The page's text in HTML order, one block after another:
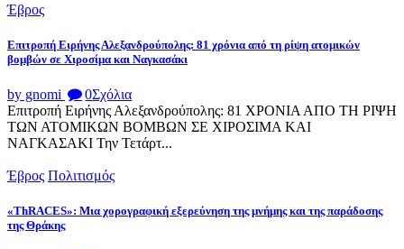
Έβρος
Επιτροπή Ειρήνης Αλεξανδρούπολης: 81 χρόνια από τη ρίψη ατομικών
βομβών σε Χιροσίμα και Ναγκασάκι
by gnomi 0Σχόλια
Επιτροπή Ειρήνης Αλεξανδρούπολης: 81 ΧΡΟΝΙΑ ΑΠΟ ΤΗ ΡΙΨΗ
ΤΩΝ ΑΤΟΜΙΚΩΝ ΒΟΜΒΩΝ ΣΕ ΧΙΡΟΣΙΜΑ ΚΑΙ
ΝΑΓΚΑΣΑΚΙ Την Τετάρτ...
Έβρος Πολιτισμός
«ThRACES»: Μια χορογραφική εξερεύνηση της μνήμης και της παράδοσης
της Θράκης